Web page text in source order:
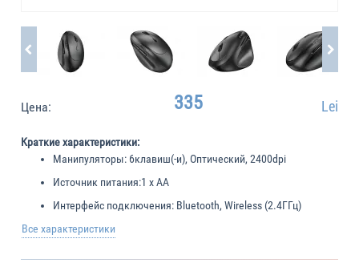
Цена: 335 Lei
Краткие характеристики:
Манипуляторы: 6клавиш(-и), Оптический, 2400dpi
Источник питания:1 x AA
Интерфейс подключения: Bluetooth, Wireless (2.4ГГц)
Все характеристики